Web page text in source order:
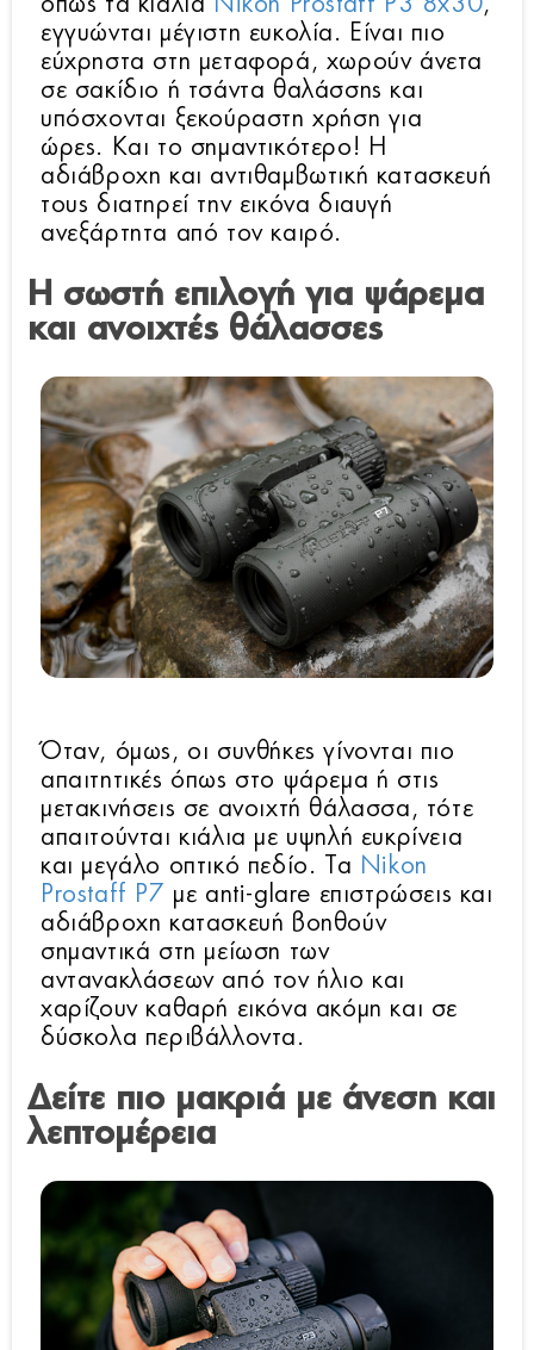
όπως τα κιάλια Nikon Prostaff P3 8x30,
εγγυώνται μέγιστη ευκολία. Είναι πιο
εύχρηστα στη μεταφορά, χωρούν άνετα
σε σακίδιο ή τσάντα θαλάσσης και
υπόσχονται ξεκούραστη χρήση για
ώρες. Και το σημαντικότερο! Η
αδιάβροχη και αντιθαμβωτική κατασκευή
τους διατηρεί την εικόνα διαυγή
ανεξάρτητα από τον καιρό.
Η σωστή επιλογή για ψάρεμα
και ανοιχτές θάλασσες
Όταν, όμως, οι συνθήκες γίνονται πιο
απαιτητικές όπως στο ψάρεμα ή στις
μετακινήσεις σε ανοιχτή θάλασσα, τότε
απαιτούνται κιάλια με υψηλή ευκρίνεια
και μεγάλο οπτικό πεδίο. Τα Nikon
Prostaff P7 με anti-glare επιστρώσεις και
αδιάβροχη κατασκευή βοηθούν
σημαντικά στη μείωση των
αντανακλάσεων από τον ήλιο και
χαρίζουν καθαρή εικόνα ακόμη και σε
δύσκολα περιβάλλοντα.
Δείτε πιο μακριά με άνεση και
λεπτομέρεια